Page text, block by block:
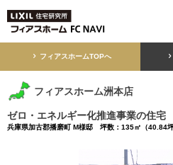
フィアスホームTOPへ
フィアスホーム洲本店
ゼロ・エネルギー化推進事業の住宅
兵庫県加古郡播磨町 M様邸 坪数：135㎡（40.84